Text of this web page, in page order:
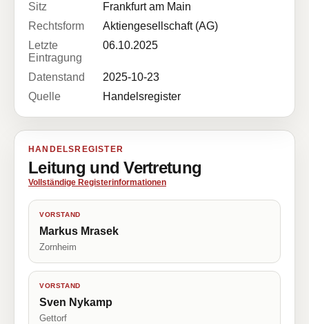
Sitz
Frankfurt am Main
Rechtsform
Aktiengesellschaft (AG)
Letzte
Eintragung
06.10.2025
Datenstand
2025-10-23
Quelle
Handelsregister
HANDELSREGISTER
Leitung und Vertretung
Vollständige Registerinformationen
VORSTAND
Markus Mrasek
Zornheim
VORSTAND
Sven Nykamp
Gettorf